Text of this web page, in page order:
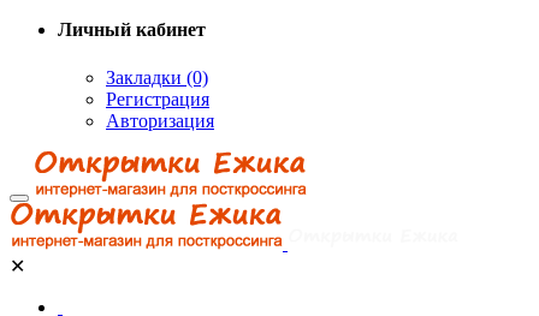
Личный кабинет
Закладки (0)
Регистрация
Авторизация
✕